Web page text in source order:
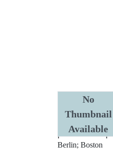
No
Thumbnail
Available
1934
Berlin; Boston